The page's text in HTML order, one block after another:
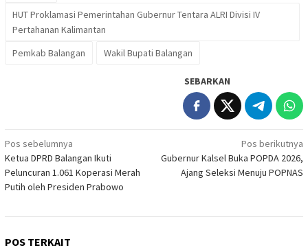
HUT Proklamasi Pemerintahan Gubernur Tentara ALRI Divisi IV
Pertahanan Kalimantan
Pemkab Balangan
Wakil Bupati Balangan
SEBARKAN
Navigasi
pos
Pos sebelumnya
Ketua DPRD Balangan Ikuti
Peluncuran 1.061 Koperasi Merah
Putih oleh Presiden Prabowo
Pos berikutnya
Gubernur Kalsel Buka POPDA 2026,
Ajang Seleksi Menuju POPNAS
POS TERKAIT